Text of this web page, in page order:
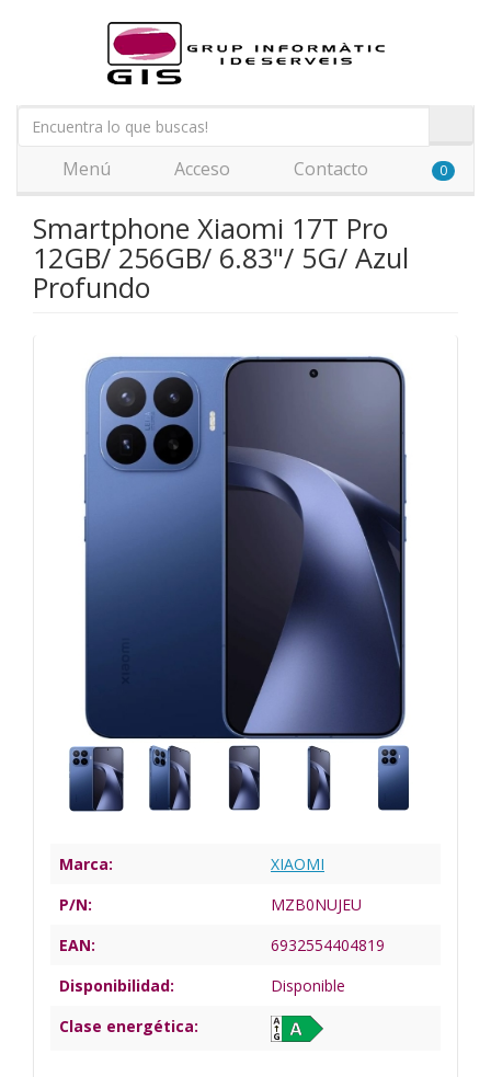
Menú Acceso Contacto 0
Smartphone Xiaomi 17T Pro
12GB/ 256GB/ 6.83"/ 5G/ Azul
Profundo
Marca:
XIAOMI
P/N:
MZB0NUJEU
EAN:
6932554404819
Disponibilidad:
Disponible
Clase energética: